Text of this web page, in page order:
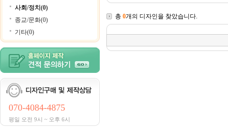
사회/정치(0)
종교/문화(0)
기타(0)
070-4084-4875
평일 오전 9시 ~ 오후 6시
총 0개의 디자인을 찾았습니다.